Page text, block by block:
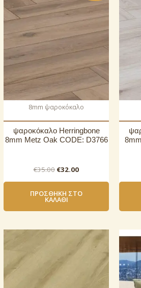
8mm ψαροκόκαλο
ψαροκόκαλο Herringbone
8mm Metz Oak CODE: D3766
€35.00 Original
€35.00.
€32.00Η
είναι:
ΠΡΟΣΘΉΚΗ ΣΤΟ
ΚΑΛΆΘΙ